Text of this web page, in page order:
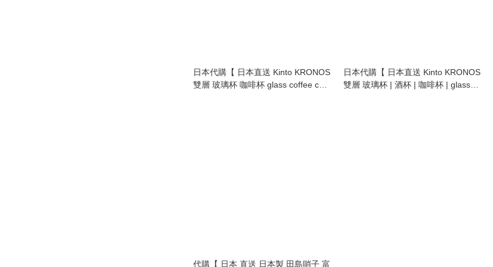
日本代購【 日本直送 Kinto KRONOS
雙層 玻璃杯 咖啡杯 glass coffee cup
日本代購【 日本直送 Kinto KRONOS
雙層 玻璃杯 | 酒杯 | 咖啡杯 | glass
代購【 日本 直送 日本製 田島哨子 富